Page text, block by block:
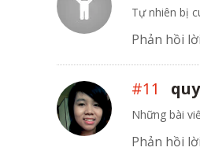
Tự nhiên bị
Phản hồi
#11
Những bài
Phản hồi